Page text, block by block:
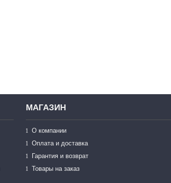
МАГАЗИН
О компании
Оплата и доставка
Гарантия и возврат
Товары на заказ